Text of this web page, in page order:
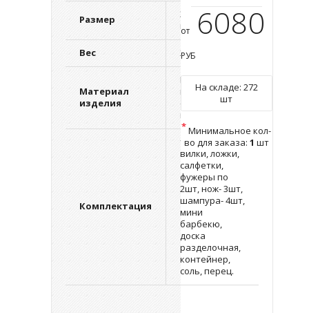
Размер
310х220х410
мм.
Вес 2875 г.
Материал
изделия
Полиэстер,
нержавеющая
сталь, дерево,
пластик
Комплектация
тарелки,
вилки, ложки,
салфетки,
фужеры по
2шт, нож- 3шт,
шампура- 4шт,
мини
барбекю,
доска
разделочная,
контейнер,
соль, перец.
от 6080
РУБ
На складе: 272
шт
*Минимальное кол-
во для заказа: 1 шт